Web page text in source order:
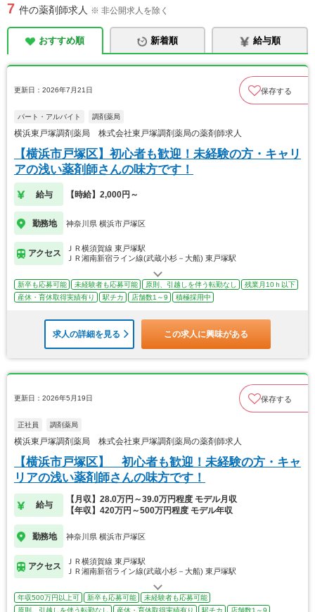
7 件の薬剤師求人 ※ 非公開求人を除く
おすすめ順 新着順 給与順
更新日：2026年7月21日 保存する
パート・アルバイト 調剤薬局
横浜東戸塚調剤薬局 株式会社東戸塚調剤薬局の薬剤師求人
【横浜市戸塚区】初心者も歓迎！未経験の方・キャリ
アの浅い薬剤師さんの味方です！
給与 【時給】2,000円～
勤務地 神奈川県 横浜市戸塚区
アクセス
ＪＲ横須賀線 東戸塚駅
ＪＲ湘南新宿ライン線(武蔵小杉－大船) 東戸塚駅
新卒も応募可能 未経験者も応募可能 原則、引越しを伴う転勤なし
残業月10ｈ以下
産休・育休取得実績有り
駅チカ 店舗数1～9 積極採用中
求人の詳細を見る この求人に興味がある
更新日：2026年5月19日 保存する
正社員 調剤薬局
横浜東戸塚調剤薬局 株式会社東戸塚調剤薬局の薬剤師求人
【横浜市戸塚区】 初心者も歓迎！未経験の方・キャ
リアの浅い薬剤師さんの味方です！
給与
【月収】28.0万円～39.0万円程度 モデル月収
【年収】420万円～500万円程度 モデル年収
勤務地 神奈川県 横浜市戸塚区
アクセス
ＪＲ横須賀線 東戸塚駅
ＪＲ湘南新宿ライン線(武蔵小杉－大船) 東戸塚駅
年収500万円以上可 新卒も応募可能
未経験者も応募可能
原則、引越しを伴う転勤なし
産休・育休取得実績有り 駅チカ
店舗数1～9